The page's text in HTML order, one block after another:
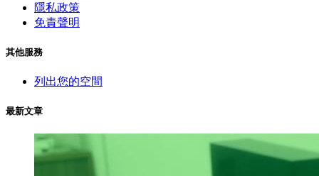
隱私政策
免責聲明
其他服務
列出您的空間
最新文章